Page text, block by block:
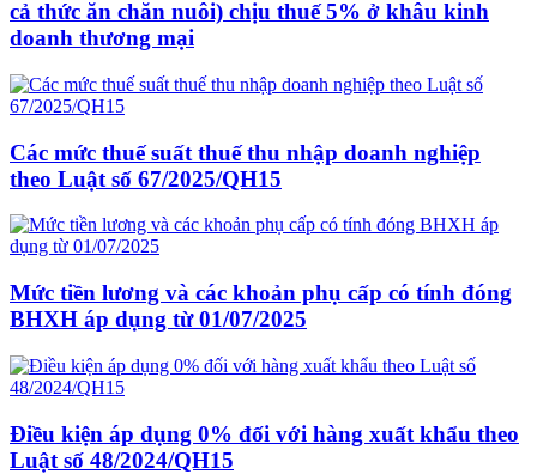
cả thức ăn chăn nuôi) chịu thuế 5% ở khâu kinh
doanh thương mại
Các mức thuế suất thuế thu nhập doanh nghiệp
theo Luật số 67/2025/QH15
Mức tiền lương và các khoản phụ cấp có tính đóng
BHXH áp dụng từ 01/07/2025
Điều kiện áp dụng 0% đối với hàng xuất khẩu theo
Luật số 48/2024/QH15